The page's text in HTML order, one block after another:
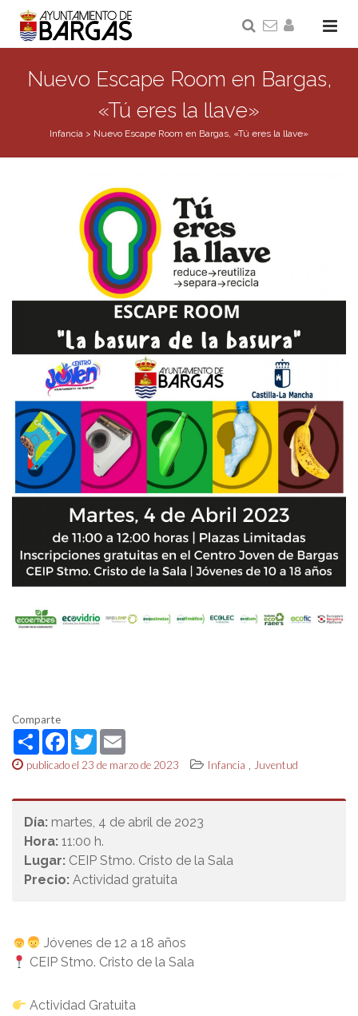
Nuevo Escape Room en Bargas,
«Tú eres la llave»
Infancia > Nuevo Escape Room en Bargas, «Tú eres la llave»
Comparte
ShareFacebook
Twitter
publicado el 23 de marzo de 2023 Infancia , Juventud
Día: martes, 4 de abril de 2023
Hora: 11:00 h.
Lugar: CEIP Stmo. Cristo de la Sala
Precio: Actividad gratuita
Jóvenes de 12 a 18 años
CEIP Stmo. Cristo de la Sala
Actividad Gratuita